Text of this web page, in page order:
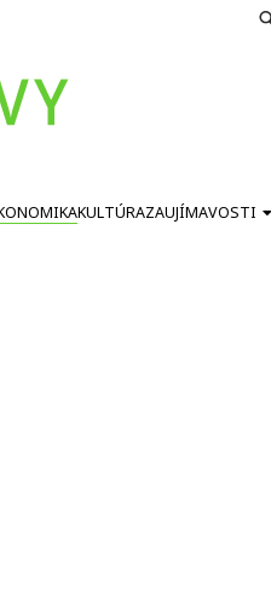
KULTÚRAZAUJÍMAVOSTI